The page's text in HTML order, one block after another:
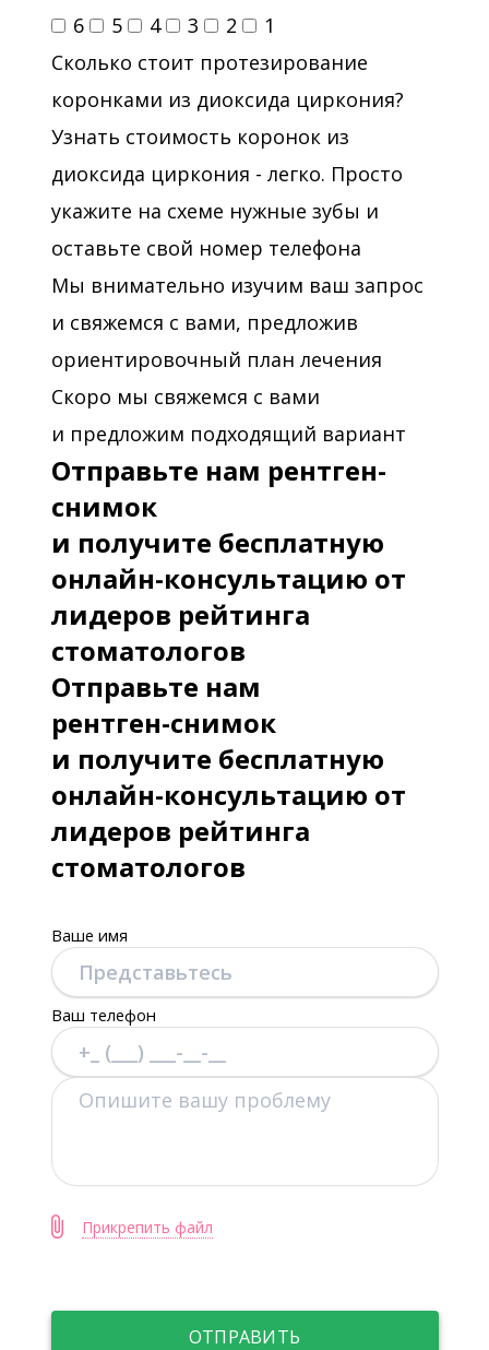
6
5 4 3 2
1
Сколько стоит протезирование
коронками из диоксида циркония?
Узнать стоимость коронок из
диоксида циркония - легко. Просто
укажите на схеме нужные зубы и
оставьте свой номер телефона
Мы внимательно изучим ваш запрос
и свяжемся с вами, предложив
ориентировочный план лечения
Скоро мы свяжемся с вами
и предложим подходящий вариант
Отправьте нам рентген-
снимок
и получите бесплатную
онлайн-консультацию от
лидеров рейтинга
стоматологов
Отправьте нам
рентген-снимок
и получите бесплатную
онлайн-консультацию от
лидеров рейтинга
стоматологов
Ваше имя
Ваш телефон
Прикрепить файл
ОТПРАВИТЬ